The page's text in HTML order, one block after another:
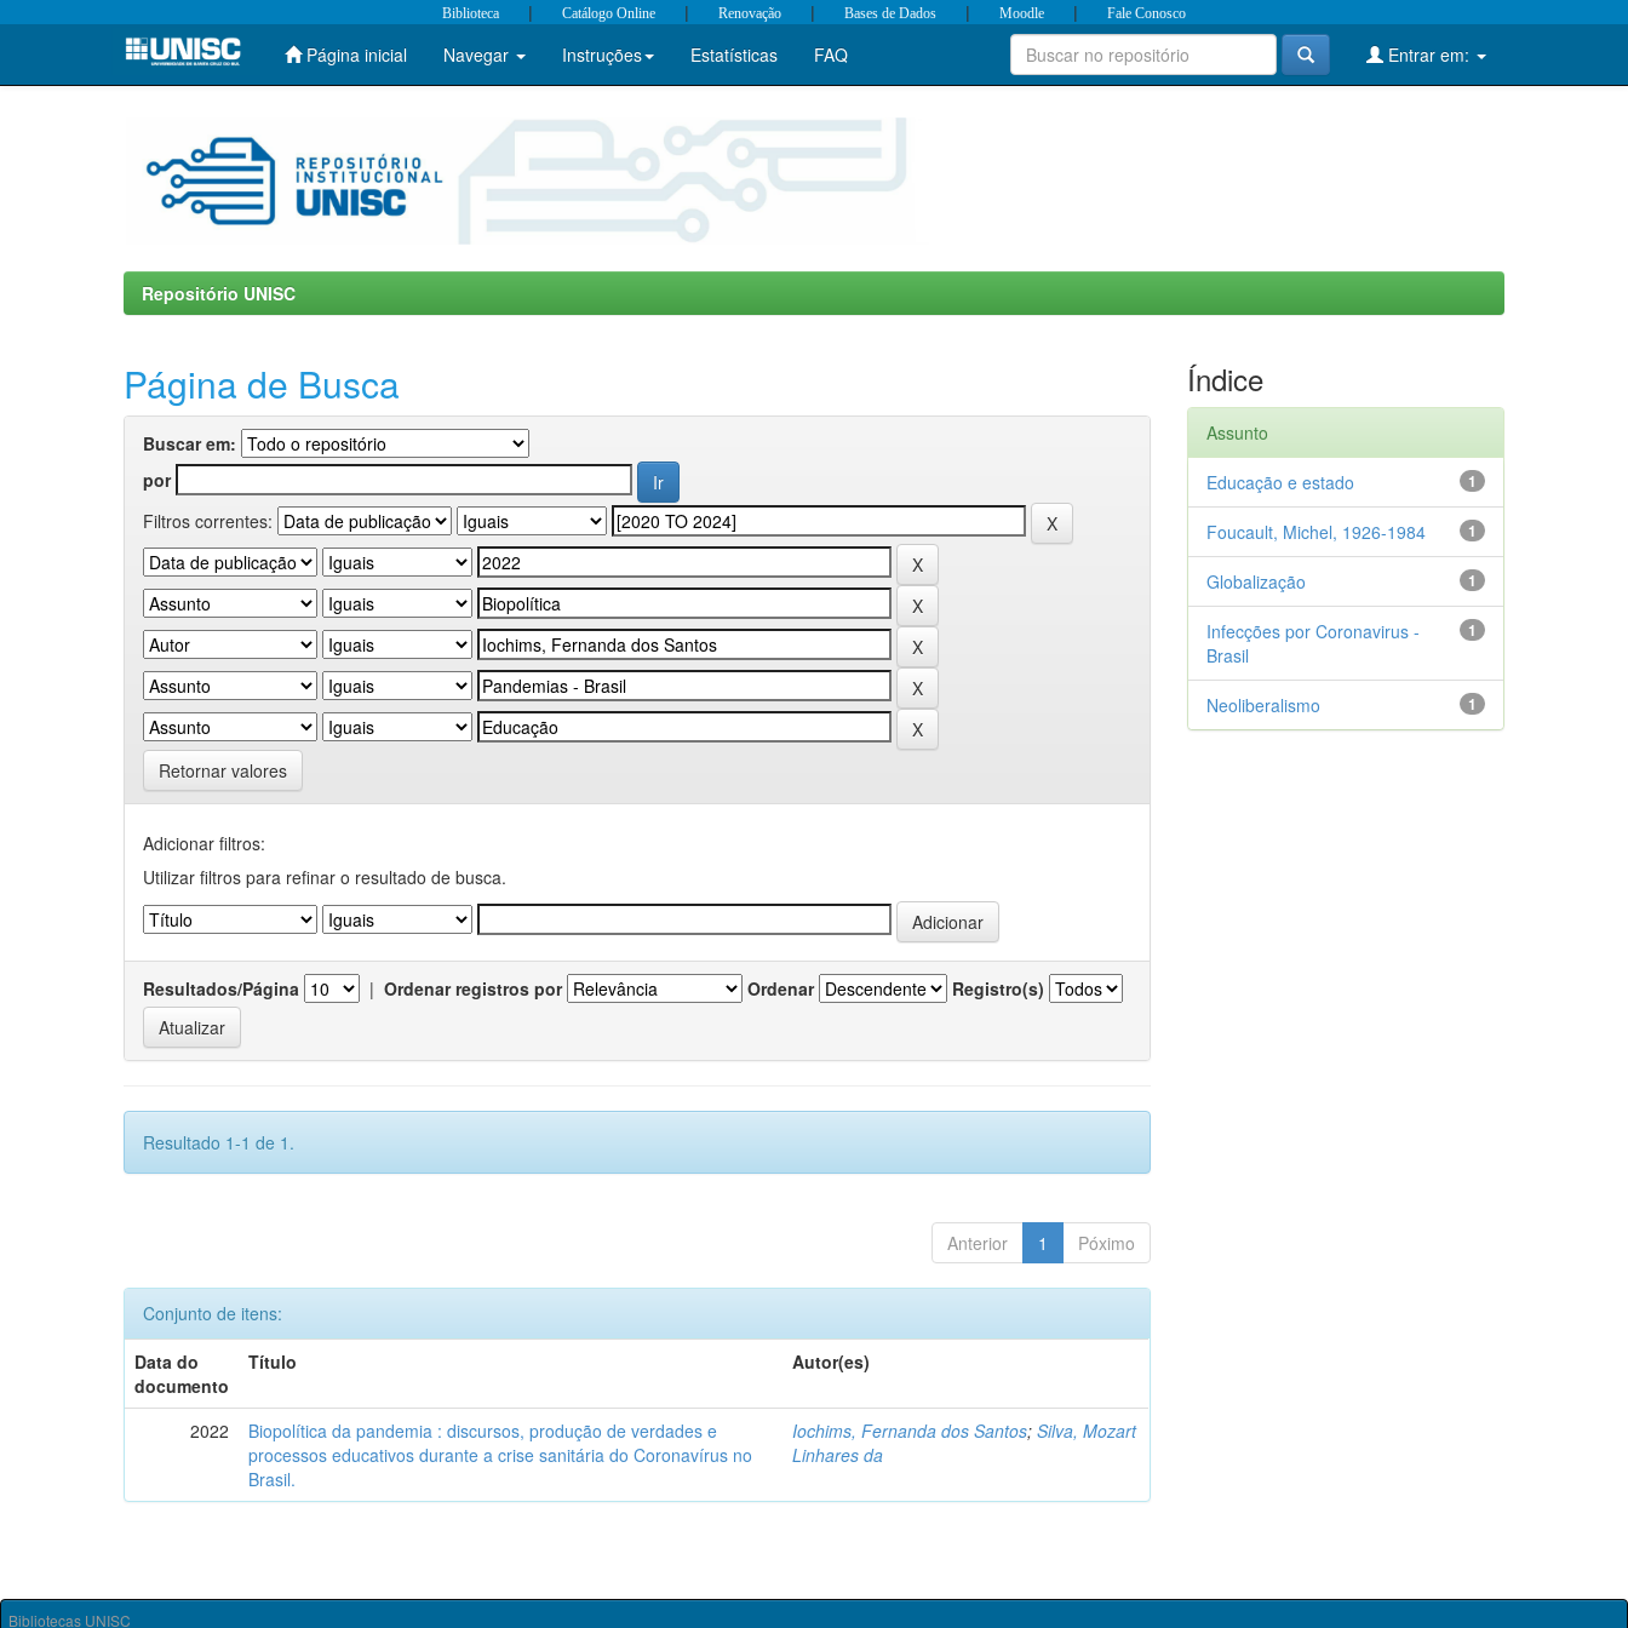
Skip
Biblioteca | Catálogo Online | Renovação | Bases de Dados | Moodle | Fale Conosco
Página inicial Navegar Instruções Estatísticas FAQ Entrar em:
Repositório UNISC
Página de Busca
Buscar em:
por
Filtros correntes:
Retornar valores
Adicionar filtros:
Utilizar filtros para refinar o resultado de busca.
Resultados/Página | Ordenar registros por Ordenar Registro(s)
Resultado 1-1 de 1.
Anterior 1 Póximo
Conjunto de itens:
Data do
documento
Título Autor(es)
2022
Biopolítica da pandemia : discursos, produção de verdades e
processos educativos durante a crise sanitária do Coronavírus no
Brasil.
Iochims, Fernanda dos Santos;Silva, Mozart
Linhares da
Índice
Assunto
1
Educação e estado
1
Foucault, Michel, 1926-1984
1
Globalização
1
Infecções por Coronavirus -
Brasil
1
Neoliberalismo
Bibliotecas UNISC